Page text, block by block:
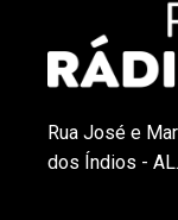
Rua José e
dos Índios - AL.